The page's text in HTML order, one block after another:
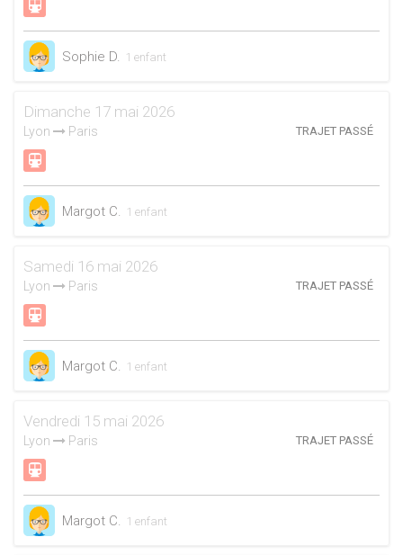
Sophie D. 1 enfant
Dimanche 17 mai 2026
Lyon Paris TRAJET PASSÉ
Margot C. 1 enfant
Samedi 16 mai 2026
Lyon Paris TRAJET PASSÉ
Margot C. 1 enfant
Vendredi 15 mai 2026
Lyon Paris TRAJET PASSÉ
Margot C. 1 enfant